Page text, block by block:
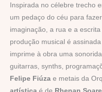
Inspirada no célebre trecho
um pedaço do céu para
imaginação, a rua e a
produção musical é
imprime à obra uma
guitarras, synths,
Felipe Fiúza e metais da